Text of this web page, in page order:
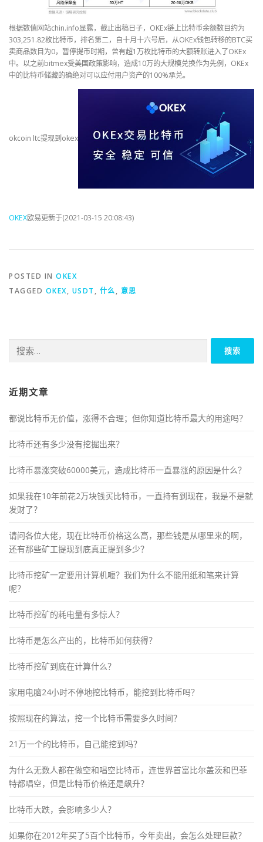
根据数值网站chin.info显露，截止出稿日子，OKEx链上比特币余额数目约为
303,251.82枚比特币，排名第二，自十月十六号后，从OKEx钱包转移的BTC买
卖商品数目为0，暂停提币时期，曾有超1万枚比特币的大额转账进入了OKEx
中。以之前bitmex受美国政策影响，造成10万的大规模兑换作为先例，OKEx
中的比特币储藏的确绝对可以应付用户资产的100%承兑。
okcoin ltc提现到okex
OKEX欧易更新于(2021-03-15 20:08:43)
POSTED IN OKEX
TAGGED OKEX, USDT , 什么, 意思
索：
近期文章
都说比特币无价值，涨得不合理；但你知道比特币最大的用途吗？
比特币还有多少没有挖掘出来？
比特币暴涨突破60000美元，造成比特币一直暴涨的原因是什么？
如果我在10年前花2万块钱买比特币，一直持有到现在，我是不是就
发财了？
请问各位大佬，现在比特币价格这么高，那些钱是从哪里来的啊，
还有那些矿工提现到底真正提到多少？
比特币挖矿一定要用计算机嚒？我们为什么不能用纸和笔来计算
呢？
比特币挖矿的耗电量有多惊人？
比特币是怎么产出的，比特币如何获得？
比特币挖矿到底在计算什么？
家用电脑24小时不停地挖比特币，能挖到比特币吗？
按照现在的算法，挖一个比特币需要多久时间？
21万一个的比特币，自己能挖到吗？
为什么无数人都在做空和唱空比特币，连世界首富比尔盖茨和巴菲
特都唱空，但是比特币价格还是飙升？
比特币大跌，会影响多少人？
如果你在2012年买了5百个比特币，今年卖出，会怎么处理巨款？